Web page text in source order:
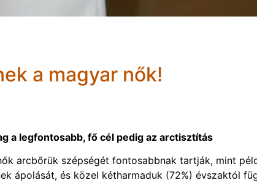
a magyar nők!
a legfontosabb, fő cél pedig az arctisztítás
arcbőrük szépségét fontosabbnak tartják, mint
ápolását, és közel kétharmaduk (72%) évszaktól